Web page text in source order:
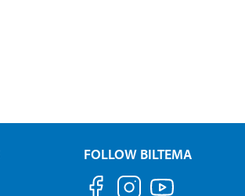
FOLLOW BILTEMA